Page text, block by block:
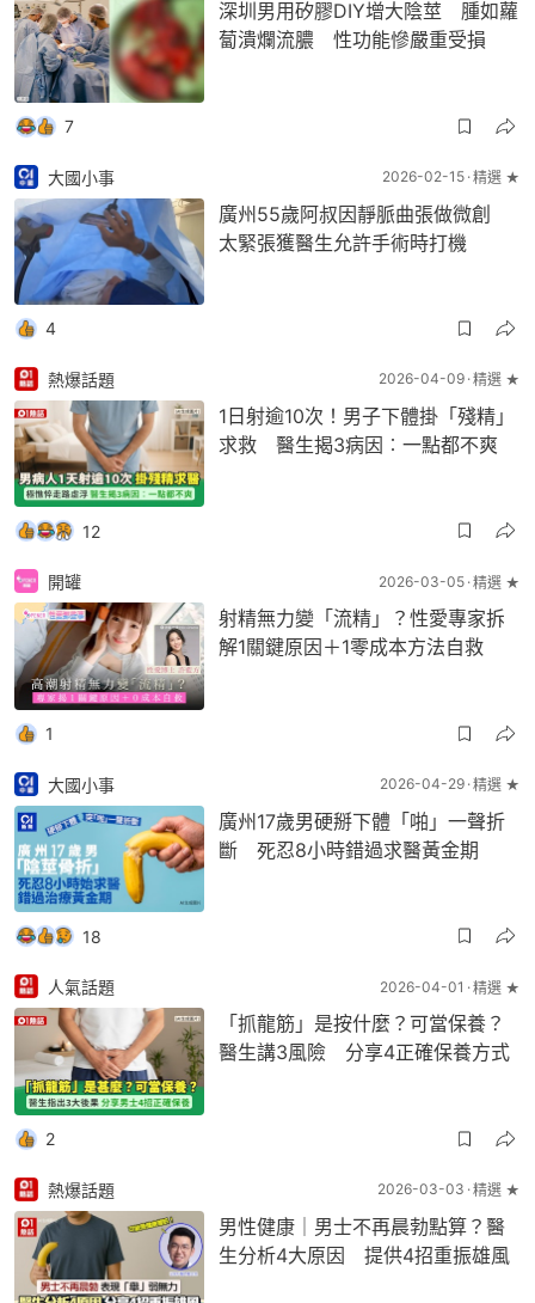
深圳男用矽膠DIY增大陰莖 腫如蘿
蔔潰爛流膿 性功能慘嚴重受損
7
大國小事 2026-02-15 精選 ★
廣州55歲阿叔因靜脈曲張做微創
太緊張獲醫生允許手術時打機
4
熱爆話題 2026-04-09 精選 ★
1日射逾10次！男子下體掛「殘精」
求救 醫生揭3病因︰一點都不爽
12
開罐 2026-03-05 精選 ★
射精無力變「流精」？性愛專家拆
解1關鍵原因＋1零成本方法自救
1
大國小事 2026-04-29 精選 ★
廣州17歲男硬掰下體「啪」一聲折
斷 死忍8小時錯過求醫黃金期
18
人氣話題 2026-04-01 精選 ★
「抓龍筋」是按什麼？可當保養？
醫生講3風險 分享4正確保養方式
2
熱爆話題 2026-03-03 精選 ★
男性健康｜男士不再晨勃點算？醫
生分析4大原因 提供4招重振雄風